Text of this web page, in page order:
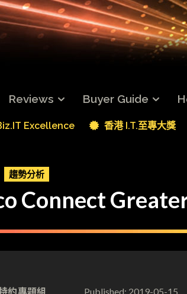
Reviews Buyer Guide
Excellence 香港 I.T.至專大獎
趨勢分析
Connect
約專題組 Published: 2019-05-15